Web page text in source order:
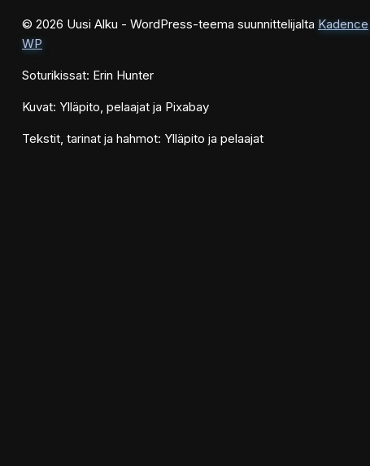
© 2026 Uusi Alku - WordPress-teema suunnittelijalta Kadence
WP
Soturikissat: Erin Hunter
Kuvat: Ylläpito, pelaajat ja Pixabay
Tekstit, tarinat ja hahmot: Ylläpito ja pelaajat